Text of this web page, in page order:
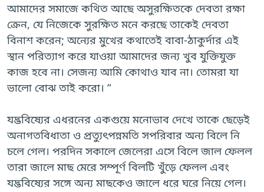
আমাদের সমাজে কথিত আছে অসুরক্ষিতকে দেবতা রক্ষা
ক্রেন, যে নিজেকে সুরক্ষিত মনে করছে তাকেই দেবতা
বিনাশ করেন; অন্যের মুখের কথাতেই বাবা-ঠাকুর্দার এই
স্থান পরিত্যাগ করে যাওয়া আমাদের জন্য খুব যুক্তিযুক্ত
কাজ হবে না। সেজন্য আমি কোথাও যাব না। তোমরা যা
ভালো বোঝ তাই করো। “
যদ্ভবিষ্যের এধরনের একগুয়ে মনোভাব দেখে তাকে ছেড়েই
অনাগতবিধাতা ও প্রত্যুৎপন্নমতি সপরিবার অন্য বিলে নি
চলে গেল। পরদিন সকালে জেলেরা এসে বিলে জাল ফেলল
তারা জালে মাছ মেরে সম্পূর্ণ বিলটি খুঁড়ে ফেলল এবং
যদ্ভবিষ্যের সঙ্গে অন্য মাছকেও জালে ধরে ঘরে নিয়ে গেল।